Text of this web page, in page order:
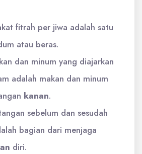
fitrah per jiwa adalah satu
atau beras.
dan minum yang diajarkan
adalah makan dan minum
kanan.
sebelum dan sesudah
bagian dari menjaga
diri.